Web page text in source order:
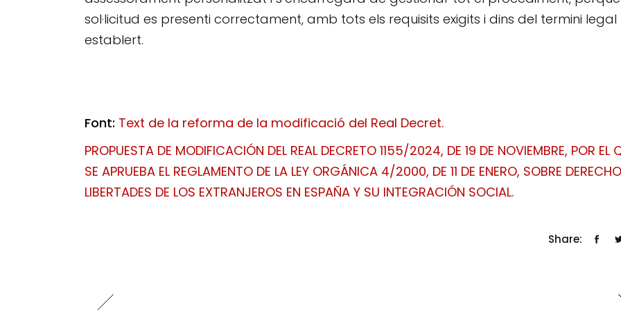
sol·licitud es presenti correctament, amb tots els requisits exigits i dins del termini legal
establert.
Font: Text de la reforma de la modificació del Real Decret.
PROPUESTA DE MODIFICACIÓN DEL REAL DECRETO 1155/2024, DE 19 DE NOVIEMBRE, POR EL
SE APRUEBA EL REGLAMENTO DE LA LEY ORGÁNICA 4/2000, DE 11 DE ENERO, SOBRE
LIBERTADES DE LOS EXTRANJEROS EN ESPAÑA Y SU INTEGRACIÓN SOCIAL.
Share: